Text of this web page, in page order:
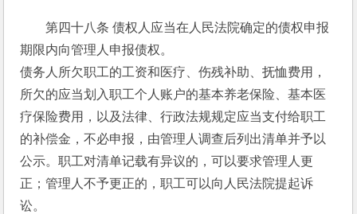
第四十八条 债权人应当在人民法院确定的债权申报
期限内向管理人申报债权。
债务人所欠职工的工资和医疗、伤残补助、抚恤费用，
所欠的应当划入职工个人账户的基本养老保险、基本医
疗保险费用，以及法律、行政法规规定应当支付给职工
的补偿金，不必申报，由管理人调查后列出清单并予以
公示。职工对清单记载有异议的，可以要求管理人更
正；管理人不予更正的，职工可以向人民法院提起诉
讼。